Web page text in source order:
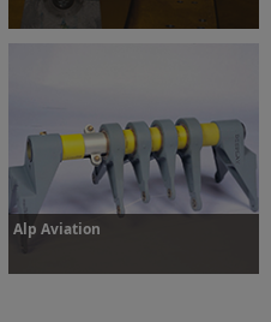
Dowiedz się więcej
Alp Aviation